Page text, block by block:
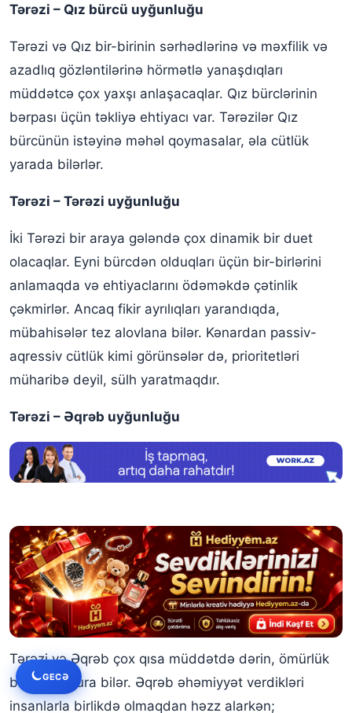
GECƏ
Tərəzi – Qız bürcü uyğunluğu
Tərəzi və Qız bir-birinin sərhədlərinə və məxfilik və
azadlıq gözləntilərinə hörmətlə yanaşdıqları
müddətcə çox yaxşı anlaşacaqlar. Qız bürclərinin
bərpası üçün təkliyə ehtiyacı var. Tərəzilər Qız
bürcünün istəyinə məhəl qoymasalar, əla cütlük
yarada bilərlər.
Tərəzi – Tərəzi uyğunluğu
İki Tərəzi bir araya gələndə çox dinamik bir duet
olacaqlar. Eyni bürcdən olduqları üçün bir-birlərini
anlamaqda və ehtiyaclarını ödəməkdə çətinlik
çəkmirlər. Ancaq fikir ayrılıqları yarandıqda,
mübahisələr tez alovlana bilər. Kənardan passiv-
aqressiv cütlük kimi görünsələr də, prioritetləri
müharibə deyil, sülh yaratmaqdır.
Tərəzi – Əqrəb uyğunluğu
Tərəzi və Əqrəb çox qısa müddətdə dərin, ömürlük
bir əlaqə qura bilər. Əqrəb əhəmiyyət verdikləri
insanlarla birlikdə olmaqdan həzz alarkən;